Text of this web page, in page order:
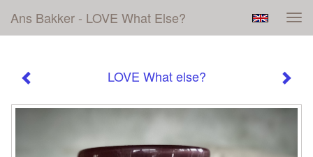
Ans Bakker - LOVE What Else?
LOVE What else?